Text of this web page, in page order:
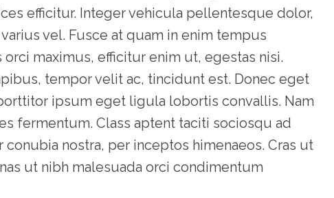
efficitur. Integer vehicula pellentesque dolor,
vel. Fusce at quam in enim tempus
maximus, efficitur enim ut, egestas nisi.
tempor velit ac, tincidunt est. Donec eget
ipsum eget ligula lobortis convallis. Nam
fermentum. Class aptent taciti sociosqu ad
nostra, per inceptos himenaeos. Cras ut
ut nibh malesuada orci condimentum